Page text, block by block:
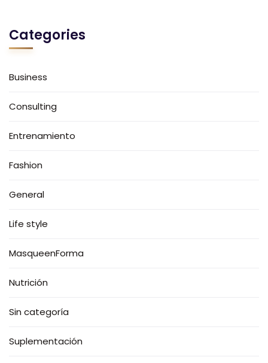
Categories
Business
Consulting
Entrenamiento
Fashion
General
Life style
MasqueenForma
Nutrición
Sin categoría
Suplementación